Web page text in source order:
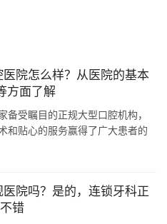
院怎么样？从医院的基本
方面了解
受瞩目的正规大型口腔机构，
和贴心的服务赢得了广大患者的
院吗？是的，连锁牙科正
错